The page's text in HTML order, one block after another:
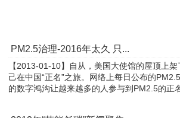
PM2.5治理-2016年太久 只...
【2013-01-10】自从，美国大使馆的屋顶上
己在中国“正名”之旅。网络上每日公布的
的数字鸿沟让越来越多的人参与到PM2.5的正